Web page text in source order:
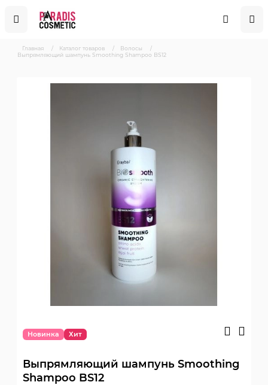
Главная / Каталог товаров / Волосы
/
Выпрямляющий шампунь Smoothing Shampoo BS12
Новинка Хит
Выпрямляющий шампунь Smoothing
Shampoo BS12